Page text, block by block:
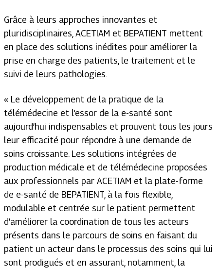
Grâce à leurs approches innovantes et
pluridisciplinaires, ACETIAM et BEPATIENT mettent
en place des solutions inédites pour améliorer la
prise en charge des patients, le traitement et le
suivi de leurs pathologies.
« Le développement de la pratique de la
télémédecine et l'essor de la e-santé sont
aujourd’hui indispensables et prouvent tous les jours
leur efficacité pour répondre à une demande de
soins croissante. Les solutions intégrées de
production médicale et de télémédecine proposées
aux professionnels par ACETIAM et la plate-forme
de e-santé de BEPATIENT, à la fois flexible,
modulable et centrée sur le patient permettent
d’améliorer la coordination de tous les acteurs
présents dans le parcours de soins en faisant du
patient un acteur dans le processus des soins qui lui
sont prodigués et en assurant, notamment, la